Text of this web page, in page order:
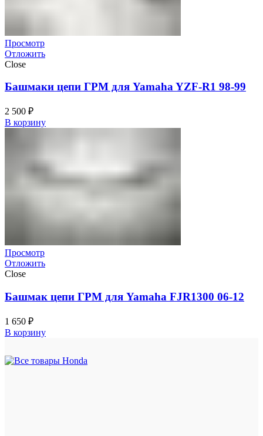
Просмотр
Отложить
Close
Башмаки цепи ГРМ для Yamaha YZF-R1 98-99
2 500 ₽
В корзину
Просмотр
Отложить
Close
Башмак цепи ГРМ для Yamaha FJR1300 06-12
1 650 ₽
В корзину